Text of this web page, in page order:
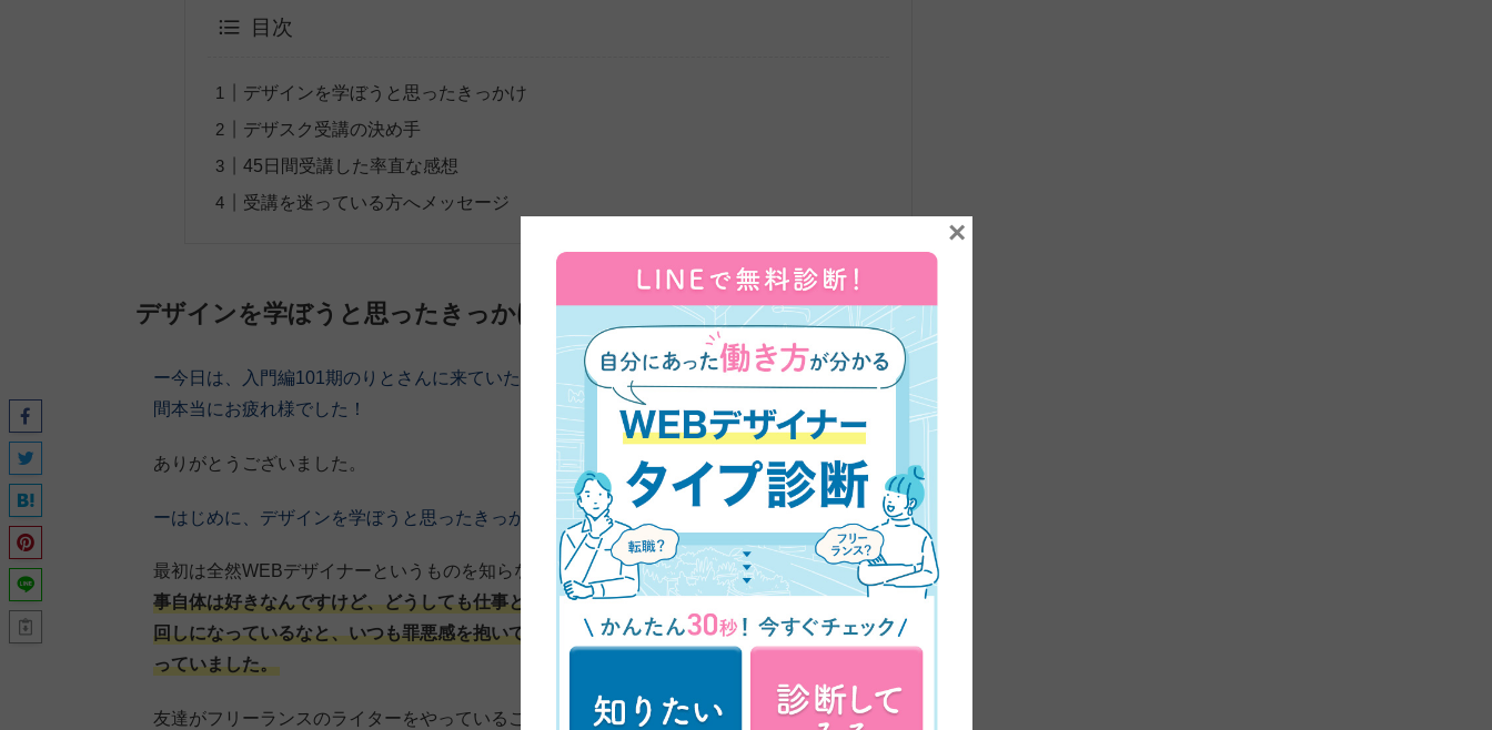
目次
デザインを学ぼうと思ったきっかけ
デザスク受講の決め手
45日間受講した率直な感想
受講を迷っている方へメッセージ
デザインを学ぼうと思ったきっかけ
ー今日は、入門編101期のりとさんに来ていただきました。よろしくお願いします。
まずは、45日
間本当にお疲れ様でした！
ありがとうございました。
ーはじめに、デザインを学ぼうと思ったきっかけについてお伺いしてもいいですか？
最初は全然WEBデザイナーというものを知らないまま、保育士の仕事をしていました。保育士の仕
事自体は好きなんですけど、どうしても仕事と家庭との両立がうまくいかず…。子育てや家庭が後
回しになっているなと、いつも罪悪感を抱いていたので、バランスを取れる働き方がないかなと思
っていました。
友達がフリーランスのライターをやっていることがきっかけで、家で働くというやり方があること
×